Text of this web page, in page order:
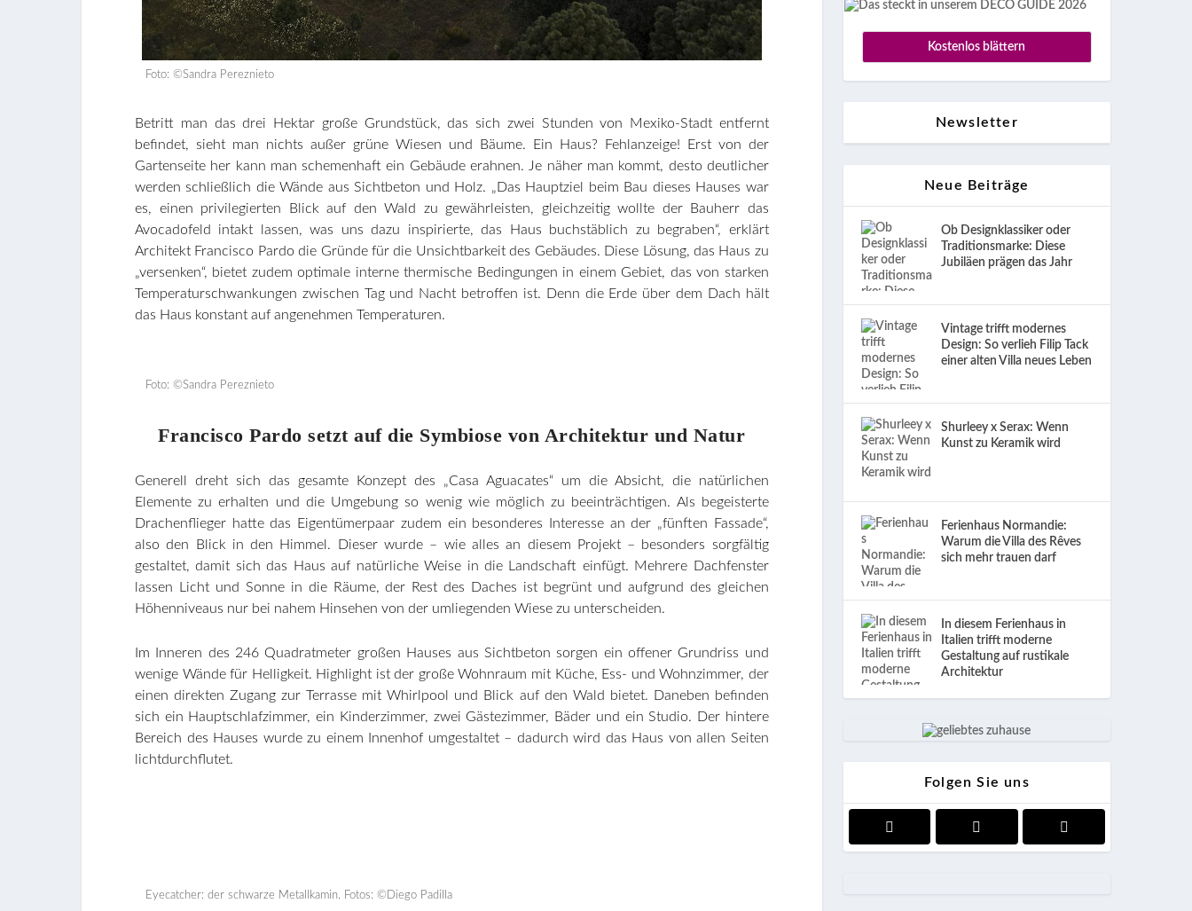
Foto: ©Sandra Pereznieto
Betritt man das drei Hektar große Grundstück, das sich zwei Stunden von Mexiko-Stadt entfernt
befindet, sieht man nichts außer grüne Wiesen und Bäume. Ein Haus? Fehlanzeige! Erst von der
Gartenseite her kann man schemenhaft ein Gebäude erahnen. Je näher man kommt, desto deutlicher
werden schließlich die Wände aus Sichtbeton und Holz. „Das Hauptziel beim Bau dieses Hauses war
es, einen privilegierten Blick auf den Wald zu gewährleisten, gleichzeitig wollte der Bauherr das
Avocadofeld intakt lassen, was uns dazu inspirierte, das Haus buchstäblich zu begraben“, erklärt
Architekt Francisco Pardo die Gründe für die Unsichtbarkeit des Gebäudes. Diese Lösung, das Haus zu
„versenken“, bietet zudem optimale interne thermische Bedingungen in einem Gebiet, das von starken
Temperaturschwankungen zwischen Tag und Nacht betroffen ist. Denn die Erde über dem Dach hält
das Haus konstant auf angenehmen Temperaturen.
Foto: ©Sandra Pereznieto
Francisco Pardo setzt auf die Symbiose von Architektur und Natur
Generell dreht sich das gesamte Konzept des „Casa Aguacates“ um die Absicht, die natürlichen
Elemente zu erhalten und die Umgebung so wenig wie möglich zu beeinträchtigen. Als begeisterte
Drachenflieger hatte das Eigentümerpaar zudem ein besonderes Interesse an der „fünften Fassade“,
also den Blick in den Himmel. Dieser wurde – wie alles an diesem Projekt – besonders sorgfältig
gestaltet, damit sich das Haus auf natürliche Weise in die Landschaft einfügt. Mehrere Dachfenster
lassen Licht und Sonne in die Räume, der Rest des Daches ist begrünt und aufgrund des gleichen
Höhenniveaus nur bei nahem Hinsehen von der umliegenden Wiese zu unterscheiden.
Im Inneren des 246 Quadratmeter großen Hauses aus Sichtbeton sorgen ein offener Grundriss und
wenige Wände für Helligkeit. Highlight ist der große Wohnraum mit Küche, Ess- und Wohnzimmer, der
einen direkten Zugang zur Terrasse mit Whirlpool und Blick auf den Wald bietet. Daneben befinden
sich ein Hauptschlafzimmer, ein Kinderzimmer, zwei Gästezimmer, Bäder und ein Studio. Der hintere
Bereich des Hauses wurde zu einem Innenhof umgestaltet – dadurch wird das Haus von allen Seiten
lichtdurchflutet.
Eyecatcher: der schwarze Metallkamin. Fotos: ©Diego Padilla
Kostenlos blättern
Newsletter
Neue Beiträge
Ob Designklassiker oder
Traditionsmarke: Diese
Jubiläen prägen das Jahr
Vintage trifft modernes
Design: So verlieh Filip Tack
einer alten Villa neues Leben
Shurleey x Serax: Wenn
Kunst zu Keramik wird
Ferienhaus Normandie:
Warum die Villa des Rêves
sich mehr trauen darf
In diesem Ferienhaus in
Italien trifft moderne
Gestaltung auf rustikale
Architektur
Folgen Sie uns